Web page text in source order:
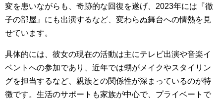
変を患いながらも、奇跡的な回復を遂げ、2023年には『徹
子の部屋』にも出演するなど、変わらぬ舞台への情熱を見
せています。
具体的には、彼女の現在の活動は主にテレビ出演や音楽イ
ベントへの参加であり、近年では甥がメイクやスタイリン
グを担当するなど、親族との関係性が深まっているのが特
徴です。生活のサポートも家族が中心で、プライベートで